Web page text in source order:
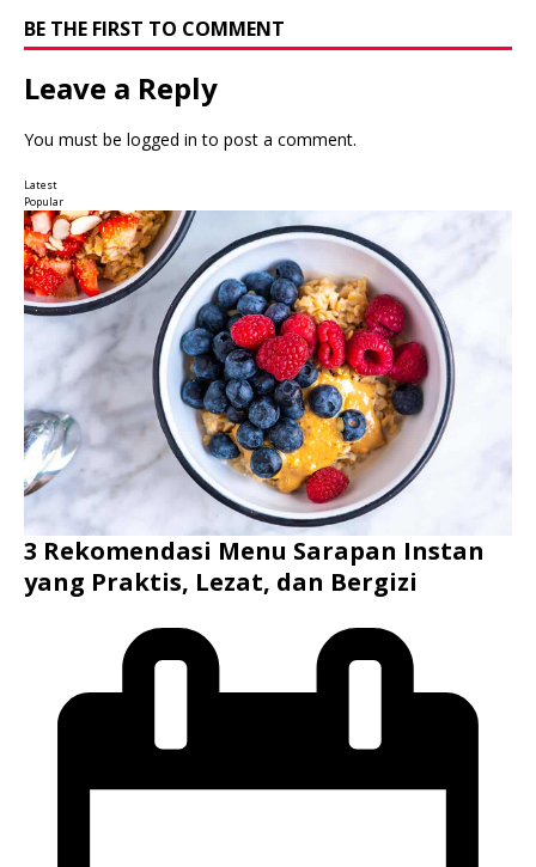
BE THE FIRST TO COMMENT
Leave a Reply
You must be logged in to post a comment.
Latest
Popular
3 Rekomendasi Menu Sarapan Instan
yang Praktis, Lezat, dan Bergizi